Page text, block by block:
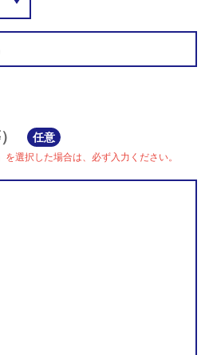
任意
選択した場合は、必ず入力ください。